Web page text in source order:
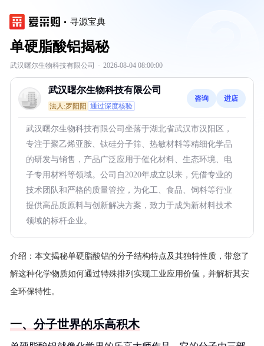
寻源宝典
单硬脂酸铝揭秘
武汉曙尔生物科技有限公司 · 2026-08-04 08:00:00
武汉曙尔生物科技有限公司
法人:罗阳阳 通过深度核验
咨询 进店
武汉曙尔生物科技有限公司坐落于湖北省武汉市汉阳区，
专注于聚乙烯亚胺、钛硅分子筛、热敏材料等精细化学品
的研发与销售，产品广泛应用于催化材料、生态环境、电
子专用材料等领域。公司自2020年成立以来，凭借专业的
技术团队和严格的质量管控，为化工、食品、饲料等行业
提供高品质原料与创新解决方案，致力于成为新材料技术
领域的标杆企业。
介绍： 本文揭秘单硬脂酸铝的分子结构特点及其独特性质，带您了
解这种化学物质如何通过特殊排列实现工业应用价值，并解析其安
全环保特性。
一、分子世界的乐高积木